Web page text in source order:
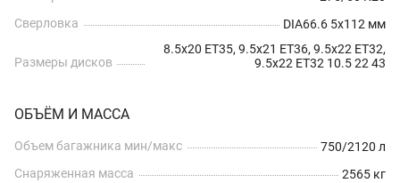
Сверловка
DIA66.6 5x112 мм
Размеры дисков
8.5x20 ET35, 9.5x21 ET36, 9.5x22 ET32,
9.5x22 ET32 10.5 22 43
ОБЪЁМ И МАССА
Объем багажника мин/макс
750/2120 л
Снаряженная масса
2565 кг